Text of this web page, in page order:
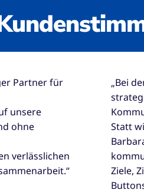
Partner für
unsere
ohne
verlässlichen
„Bei
Statt
Ziele,